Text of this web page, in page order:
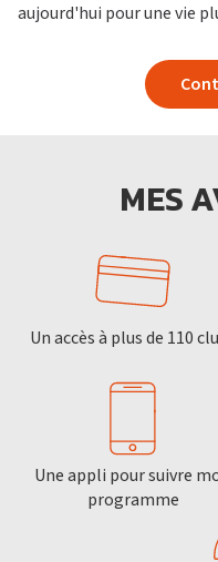
aujourd'hui pour une vie
MES
Un accès à plus de 110
Une appli pour suivre
programme